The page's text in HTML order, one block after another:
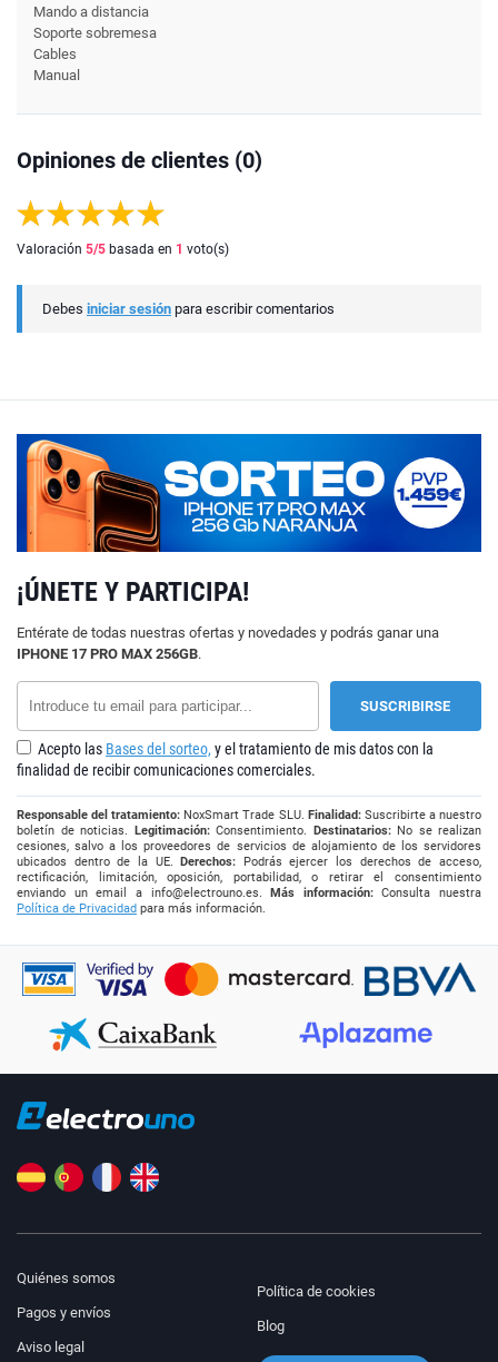
Mando a distancia
Soporte sobremesa
Cables
Manual
Opiniones de clientes (0)
Valoración 5/5 basada en 1 voto(s)
Debes iniciar sesión para escribir comentarios
¡ÚNETE Y PARTICIPA!
Entérate de todas nuestras ofertas y novedades y podrás ganar una
IPHONE 17 PRO MAX 256GB.
Acepto las Bases del sorteo, y el tratamiento de mis datos con la
finalidad de recibir comunicaciones comerciales.
Responsable del tratamiento: NoxSmart Trade SLU. Finalidad:Suscribirte a nuestro
boletín de noticias. Legitimación:Consentimiento. Destinatarios:No se realizan
cesiones, salvo a los proveedores de servicios de alojamiento de los servidores
ubicados dentro de la UE.Derechos: Podrás ejercer los derechos de acceso,
rectificación, limitación, oposición, portabilidad, o retirar el consentimiento
enviando un email a info@electrouno.es.Más información:Consulta nuestra
Política de Privacidad para más información.
Quiénes somos
Pagos y envíos
Aviso legal
Política de cookies
Blog